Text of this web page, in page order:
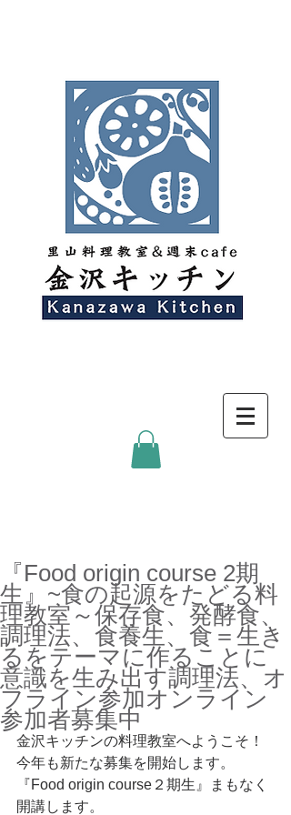
『Food origin course 2期
生』~食の起源をたどる料
理教室～保存食、発酵食、
調理法、食養生、食＝生き
るをテーマに作ることに
意識を生み出す調理法、オ
フライン参加オンライン
参加者募集中
金沢キッチンの料理教室へようこそ！
今年も新たな募集を開始します。
『Food origin course２期生』まもなく
開講します。